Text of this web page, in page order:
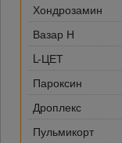
Хондрозамин
Вазар Н
L-ЦЕТ
Пароксин
Дроплекс
Пульмикорт